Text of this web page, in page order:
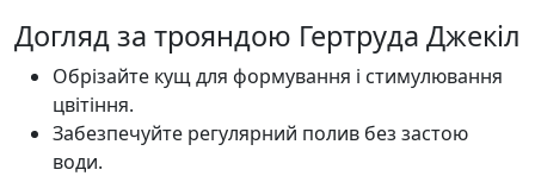
Догляд за трояндою Гертруда Джекіл
Обрізайте кущ для формування і стимулювання
цвітіння.
Забезпечуйте регулярний полив без застою
води.